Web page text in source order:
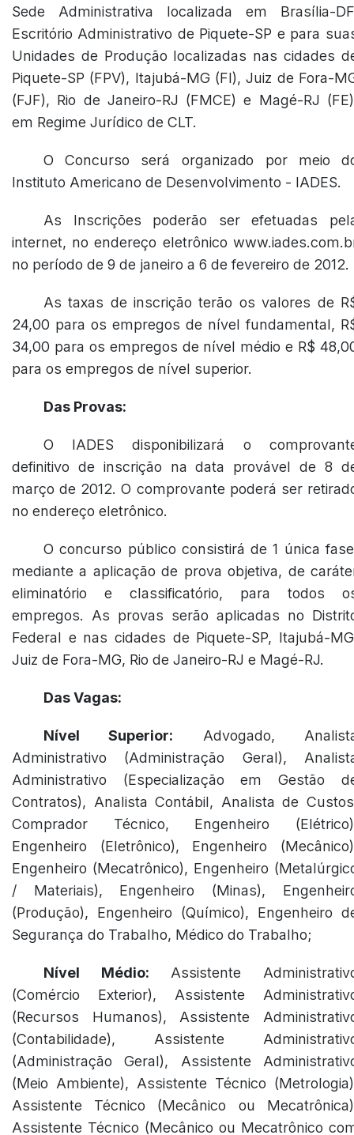
Sede Administrativa localizada em Brasília-
Escritório Administrativo de Piquete-SP e para
Unidades de Produção localizadas nas cidades
Piquete-SP (FPV), Itajubá-MG (FI), Juiz de Fora-
(FJF), Rio de Janeiro-RJ (FMCE) e Magé-RJ
em Regime Jurídico de CLT.
O Concurso será organizado por meio
Instituto Americano de Desenvolvimento - IADES.
As Inscrições poderão ser efetuadas
internet, no endereço eletrônico
no período de 9 de janeiro a 6 de fevereiro de 2012.
As taxas de inscrição terão os valores de
24,00 para os empregos de nível fundamental,
34,00 para os empregos de nível médio e R$
para os empregos de nível superior.
Das Provas:
O IADES disponibilizará o
definitivo de inscrição na data provável de 8
março de 2012. O comprovante poderá ser
no endereço eletrônico.
O concurso público consistirá de 1 única
mediante a aplicação de prova objetiva, de
eliminatório e classificatório, para todos
empregos. As provas serão aplicadas no
Federal e nas cidades de Piquete-SP, Itajubá-
Juiz de Fora-MG, Rio de Janeiro-RJ e Magé-RJ.
Das Vagas:
Nível Superior: Advogado,
Administrativo (Administração Geral),
Administrativo (Especialização em Gestão
Contratos), Analista Contábil, Analista de
Comprador Técnico, Engenheiro
Engenheiro (Eletrônico), Engenheiro
Engenheiro (Mecatrônico), Engenheiro
/ Materiais), Engenheiro (Minas),
(Produção), Engenheiro (Químico), Engenheiro
Segurança do Trabalho, Médico do Trabalho;
Nível Médio: Assistente
(Comércio Exterior), Assistente
(Recursos Humanos), Assistente
(Contabilidade), Assistente
(Administração Geral), Assistente
(Meio Ambiente), Assistente Técnico
Assistente Técnico (Mecânico ou
Assistente Técnico (Mecânico ou Mecatrônico